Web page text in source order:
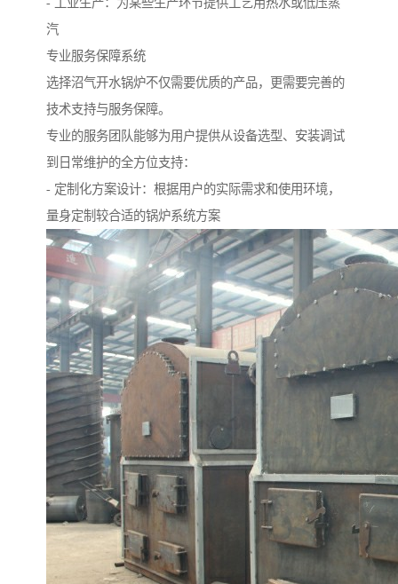
- 工业生产：为某些生产环节提供工艺用热水或低压蒸
汽
专业服务保障系统
选择沼气开水锅炉不仅需要优质的产品，更需要完善的
技术支持与服务保障。
专业的服务团队能够为用户提供从设备选型、安装调试
到日常维护的全方位支持：
- 定制化方案设计：根据用户的实际需求和使用环境，
量身定制较合适的锅炉系统方案